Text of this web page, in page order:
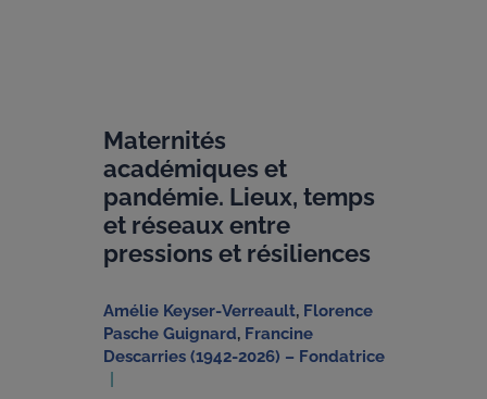
Maternités
académiques et
pandémie. Lieux, temps
et réseaux entre
pressions et résiliences
Amélie Keyser-Verreault, Florence
Pasche Guignard, Francine
Descarries (1942-2026) – Fondatrice